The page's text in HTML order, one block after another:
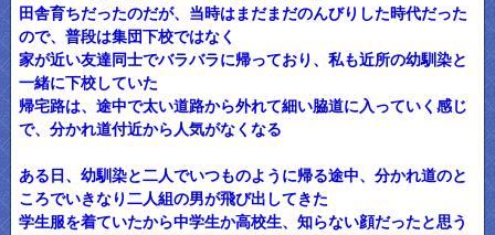
田舎育ちだったのだが、当時はまだまだのんびりした時代だった
ので、普段は集団下校ではなく
家が近い友達同士でバラバラに帰っており、私も近所の幼馴染と
一緒に下校していた
帰宅路は、途中で太い道路から外れて細い脇道に入っていく感じ
で、分かれ道付近から人気がなくなる
ある日、幼馴染と二人でいつものように帰る途中、分かれ道のと
ころでいきなり二人組の男が飛び出してきた
学生服を着ていたから中学生か高校生、知らない顔だったと思う